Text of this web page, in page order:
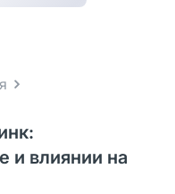
и влиянии на